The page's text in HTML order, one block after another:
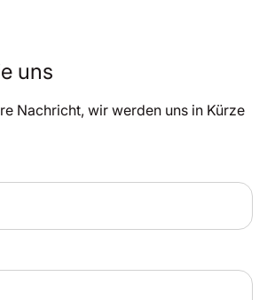
uns
Nachricht, wir werden uns in Kürze